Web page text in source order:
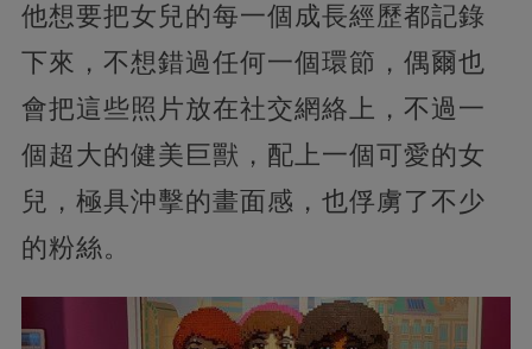
他想要把女兒的每一個成長經歷都記錄
下來，不想錯過任何一個環節，偶爾也
會把這些照片放在社交網絡上，不過一
個超大的健美巨獸，配上一個可愛的女
兒，極具沖擊的畫面感，也俘虜了不少
的粉絲。